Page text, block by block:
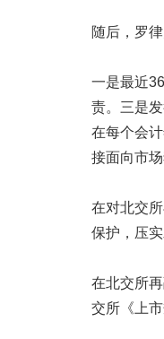
随后，罗
一是最近
责。三是
在每个会
接面向市
在对北交
保护，压
在北交所
交所《上